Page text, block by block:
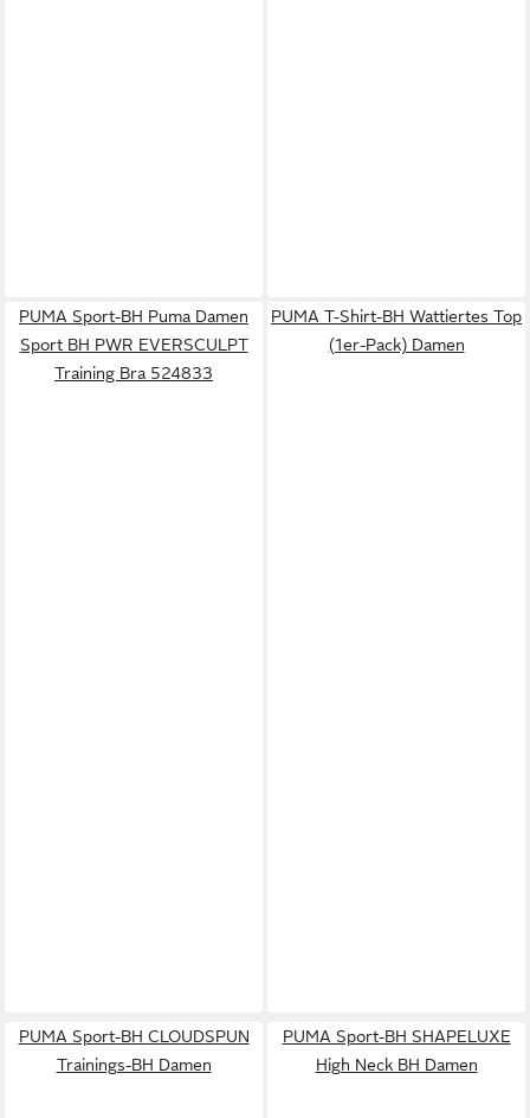
PUMA Sport-BH Puma Damen
Sport BH PWR EVERSCULPT
Training Bra 524833
PUMA T-Shirt-BH Wattiertes Top
(1er-Pack) Damen
PUMA Sport-BH CLOUDSPUN
Trainings-BH Damen
PUMA Sport-BH SHAPELUXE
High Neck BH Damen